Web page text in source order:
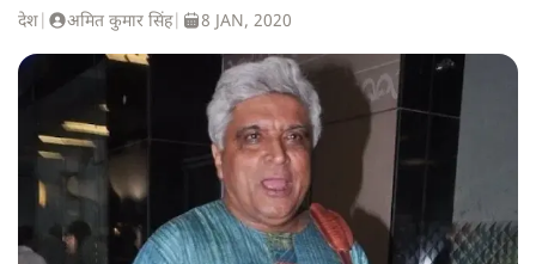
देश अमित कुमार सिंह| 8 JAN, 2020